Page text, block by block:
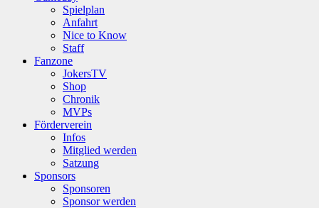
Spielplan
Anfahrt
Nice to Know
Staff
Fanzone
JokersTV
Shop
Chronik
MVPs
Förderverein
Infos
Mitglied werden
Satzung
Sponsors
Sponsoren
Sponsor werden